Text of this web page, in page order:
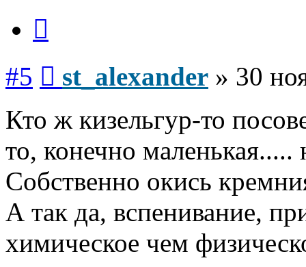
#5 st_alexander » 30
Кто ж кизельгур-то
то, конечно
Собственно окись
А так да, вспенивание,
химическое чем